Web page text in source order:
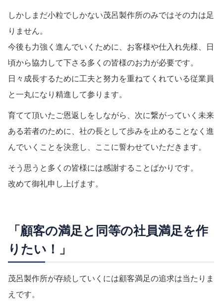
しかしまだ小粒でしかない茂呂製作所のみではその力は足
りません。
今後も力強く進んでいくために、お客様や仕入れ先様、日
頃から協力して下さる多くの皆様のお力が必要です。
日々成長するために工夫と努力を重ねてくれている従業員
と一丸になり精進して参ります。
育てて頂いたご恩返しをしながら、次に繋がっていく未来
ある若者のために、社の長として歩みを止めることなく進
んでいくことを決意し、ここに誓わせていただきます。
そう思うと多くの皆様には感謝することばかりです。
改めて御礼申し上げます。
「顧客の満足と同等の社員満足を作
りたい！」
茂呂製作所が存続していくには顧客満足の追求は当たりま
えです。